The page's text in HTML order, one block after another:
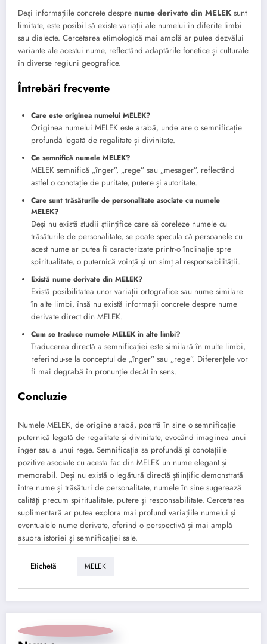
Deși informațiile concrete despre nume derivate din MELEK sunt
limitate, este posibil să existe variații ale numelui în diferite limbi
sau dialecte. Cercetarea etimologică mai amplă ar putea dezvălui
variante ale acestui nume, reflectând adaptările fonetice și culturale
în diverse regiuni geografice.
Întrebări frecvente
Care este originea numelui MELEK?
Originea numelui MELEK este arabă, unde are o semnificație
profundă legată de regalitate și divinitate.
Ce semnifică numele MELEK?
MELEK semnifică „înger”, „rege” sau „mesager”, reflectând
astfel o conotație de puritate, putere și autoritate.
Care sunt trăsăturile de personalitate asociate cu numele
MELEK?
Deși nu există studii științifice care să coreleze numele cu
trăsăturile de personalitate, se poate specula că persoanele cu
acest nume ar putea fi caracterizate printr-o înclinație spre
spiritualitate, o puternică voință și un simț al responsabilității.
Există nume derivate din MELEK?
Există posibilitatea unor variații ortografice sau nume similare
în alte limbi, însă nu există informații concrete despre nume
derivate direct din MELEK.
Cum se traduce numele MELEK în alte limbi?
Traducerea directă a semnificației este similară în multe limbi,
referindu-se la conceptul de „înger” sau „rege”. Diferențele vor
fi mai degrabă în pronunție decât în sens.
Concluzie
Numele MELEK, de origine arabă, poartă în sine o semnificație
puternică legată de regalitate și divinitate, evocând imaginea unui
înger sau a unui rege. Semnificația sa profundă și conotațiile
pozitive asociate cu acesta fac din MELEK un nume elegant și
memorabil. Deși nu există o legătură directă științific demonstrată
între nume și trăsături de personalitate, numele în sine sugerează
calități precum spiritualitate, putere și responsabilitate. Cercetarea
suplimentară ar putea explora mai profund variațiile numelui și
eventualele nume derivate, oferind o perspectivă și mai amplă
asupra istoriei și semnificației sale.
Etichetă MELEK